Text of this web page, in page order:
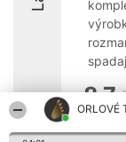
ORLOVÉ
8.7